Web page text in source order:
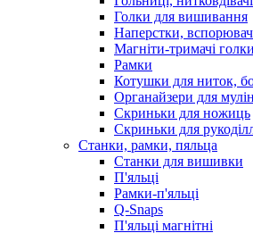
Голки для вишивання
Наперстки,
Магніти-тримачі голки
Рамки
Котушки для ниток,
Органайзери для
Скриньки для ножиць
Скриньки для
Станки, рамки, пяльца
Станки для вишивки
П'яльці
Рамки-п'яльці
Q-Snaps
П'яльці магнітні